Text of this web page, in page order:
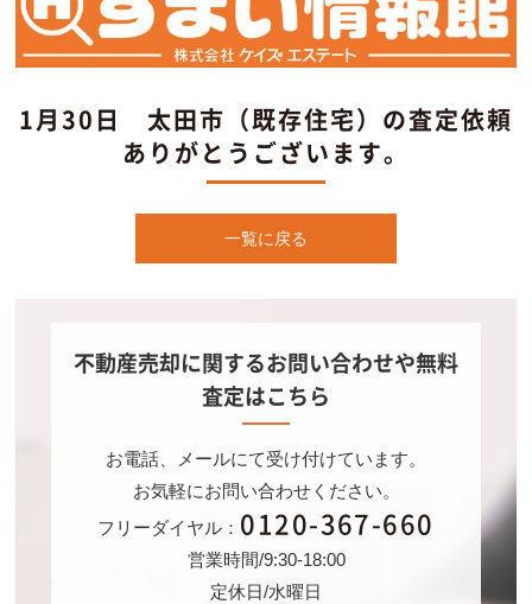
1月30日 太田市（既存住宅）の査定依頼
ありがとうございます。
一覧に戻る
不動産売却に関するお問い合わせや無料
査定はこちら
お電話、メールにて受け付けています。
お気軽にお問い合わせください。
フリーダイヤル： 0120-367-660
営業時間/9:30-18:00
定休日/水曜日